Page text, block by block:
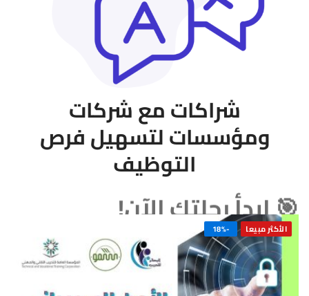
شراكات مع شركات
ومؤسسات لتسهيل فرص
التوظيف
🎯 ابدأ رحلتك الآن!
الأكثر مبيعا -18%